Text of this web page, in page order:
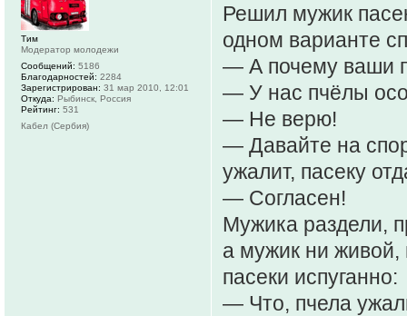
Решил мужик
одном варианте
— А почему ваши
— У нас пчёлы
— Не верю!
— Давайте на
ужалит, пасеку
— Согласен!
Мужика раздели,
а мужик ни живой,
пасеки испуганно:
— Что, пчела
Тим
Модератор молодежи
Сообщений: 5186
Благодарностей: 2284
Зарегистрирован: 31 мар 2010, 12:01
Откуда: Рыбинск, Россия
Рейтинг: 531
Кабел (Сербия)